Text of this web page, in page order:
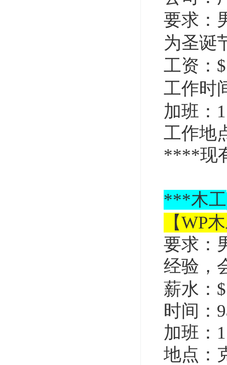
要求：
为圣诞
工资：
工作时
加班：
工作地
****现
***木工
【WP
要求：
经验，
薪水：
时间：
加班：
地点：